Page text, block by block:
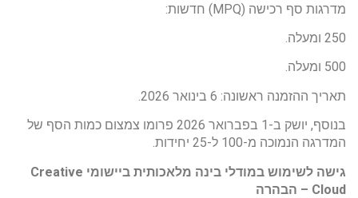
מדרגות סף רכישה (MPQ) חדשות:
250 ומעלה.
500 ומעלה.
תאריך ההזמנה ראשונה: 6 בינואר 2026.
בנוסף, יושק ב-1 בפברואר 2026 פרומו צמצום כמות הסף של
המדרגה הנמוכה מ-100 ל-25 יחידות.
גישה לשימוש במודלי בינה מלאכותית ביישומי Creative
Cloud– הבהרה